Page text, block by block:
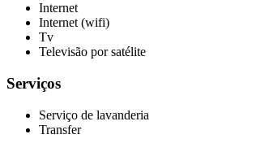
Internet
Internet (wifi)
Tv
Televisão por satélite
Serviços
Serviço de lavanderia
Transfer